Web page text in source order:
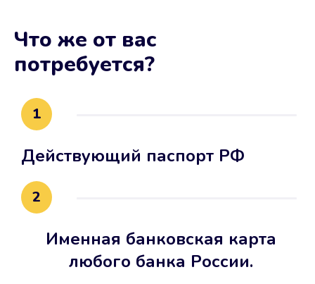
Что же от вас
потребуется?
1
Действующий паспорт РФ
2
Именная банковская карта
любого банка России.